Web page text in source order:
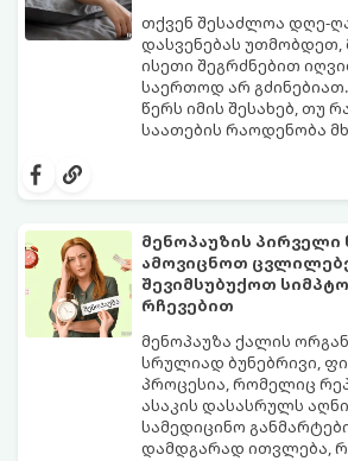
თქვენ შესაძლოა დღე-
დასვენებას უთმობდეთ,
ისეთი შეგრძნებით
საერთოდ არ გძინებიათ.
წერს იმის შესახებ, თუ
საათების რაოდენობა
მენოპაუზის პირველი
ამოვიცნოთ
შევიმსუბუქოთ
რჩევებით
მენოპაუზა ქალის
სრულიად ბუნებრივი,
პროცესია, რომელიც
ასაკის დასასრულს
სამედიცინო
დამდგარად ითვლება,